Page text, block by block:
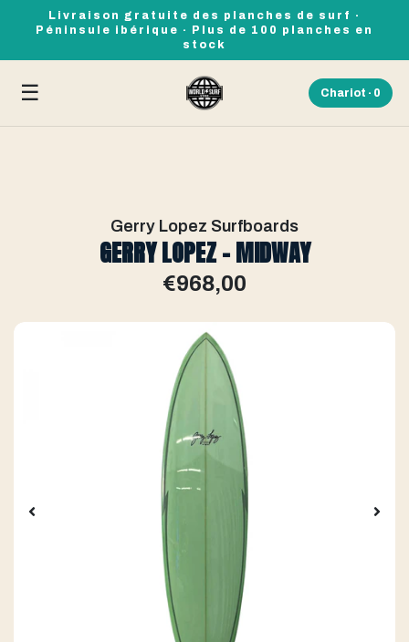
Livraison gratuite des planches de surf ·
Péninsule ibérique · Plus de 100 planches en
stock
☰ Chariot · 0
Gerry Lopez Surfboards
GERRY LOPEZ - MIDWAY
€968,00